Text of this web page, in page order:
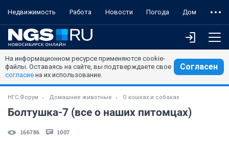
Недвижимость Работа Новости Погода Дом
На информационном ресурсе применяются cookie-
файлы. Оставаясь на сайте, вы подтверждаете свое
согласие на их использование.
Согласен
НГС.Форум Домашние животные О кошках и собаках
Болтушка-7 (все о наших питомцах)
166786 1007